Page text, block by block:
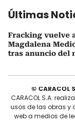
Últimas
Fracking vuelve
Magdalena
tras anuncio del
©
CARACOL S.A.
usos de las obras y
web a medios de